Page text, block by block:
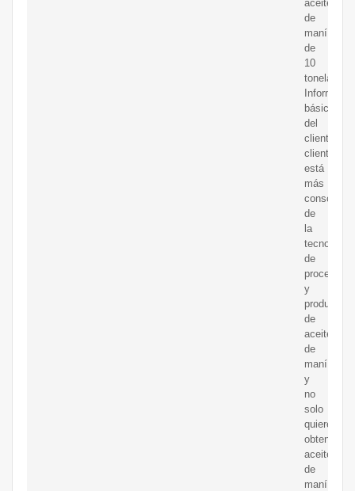
aceite
de
maní
de
10
toneladas
básica
del
cliente
está
más
consciente
de
la
tecnología
de
y
producción
de
aceite
de
maní
y
no
solo
quiere
obtener
aceite
de
maní